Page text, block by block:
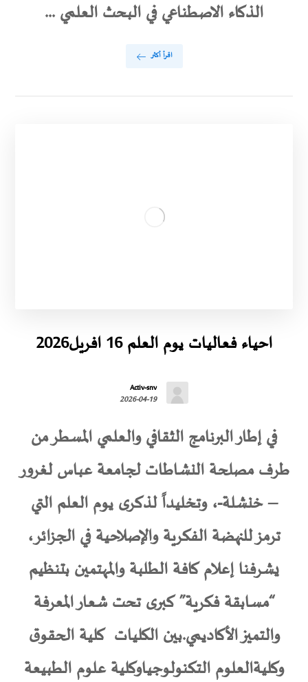
الذكاء الاصطناعي في البحث العلمي ...
اقرأ أكثر
احياء فعاليات يوم العلم 16 افريل2026
Activ-snv
2026-04-19
في إطار البرنامج الثقافي والعلمي المسطر من
طرف مصلحة النشاطات لجامعة عباس لغرور
– خنشلة-، وتخليداً لذكرى يوم العلم التي
ترمز للنهضة الفكرية والإصلاحية في الجزائر،
يشرفنا إعلام كافة الطلبة والمهتمين بتنظيم
“مسابقة فكرية” كبرى تحت شعار المعرفة
والتميز الأكاديمي.بين الكليات كلية الحقوق
وكليةالعلوم التكنولوجياوكلية علوم الطبيعة